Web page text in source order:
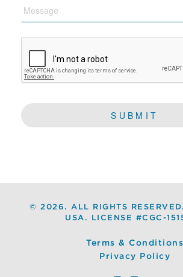
©2026. ALL RIGHTS
USA. LICENSE #CGC-
Terms & Conditions
Privacy Policy